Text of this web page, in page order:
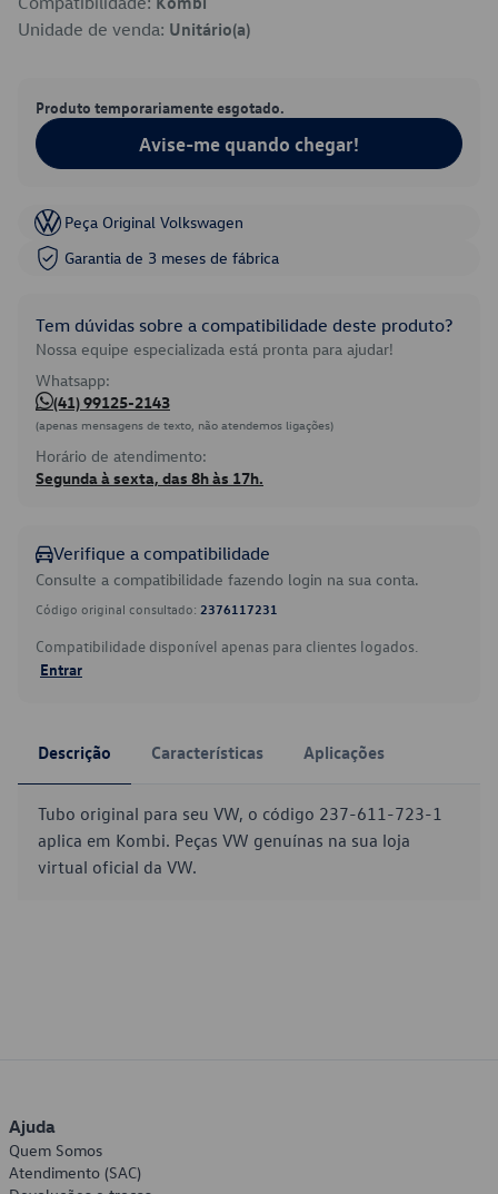
Unidade de venda: Unitário(a)
Produto temporariamente esgotado.
Avise-me quando chegar!
Peça Original Volkswagen
Garantia de 3 meses de fábrica
Tem dúvidas sobre a compatibilidade deste produto?
Nossa equipe especializada está pronta para ajudar!
Whatsapp:
(41) 99125-2143
(apenas mensagens de texto, não atendemos ligações)
Horário de atendimento:
Segunda à sexta, das 8h às 17h.
Verifique a compatibilidade
Consulte a compatibilidade fazendo login na sua conta.
Código original consultado: 2376117231
Compatibilidade disponível apenas para clientes logados.
Entrar
Descrição Características Aplicações
Tubo original para seu VW, o código 237-611-723-1
aplica em Kombi. Peças VW genuínas na sua loja
virtual oficial da VW.
Ajuda
Quem Somos
Atendimento (SAC)